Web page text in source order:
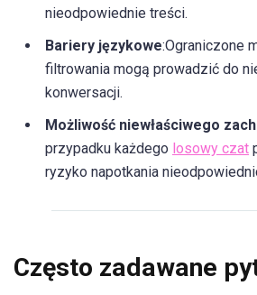
nieodpowiednie treści.
Bariery językowe:Ograniczone
filtrowania mogą prowadzić do
konwersacji.
Możliwość niewłaściwego
przypadku każdego losowy czat
ryzyko napotkania
Często zadawane